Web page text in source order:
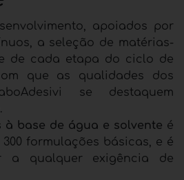
apoiados por
a seleção de matérias-
de cada etapa do ciclo de
que as qualidades dos
se destaquem
à base de água e solvente é
formulações básicas, e é
a qualquer exigência de